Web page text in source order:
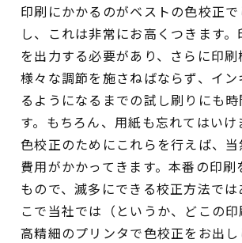
印刷にかかるのがベストの色校正
し、これは非常にお高くつきます
を出力する必要があり、さらに印
様々な調節を施さねばならず、イ
るようになるまでの試し刷りにも
す。もちろん、用紙も忘れてはい
色校正のためにこれらを行えば、
費用がかかってきます。本番の印
もので、滅多にできる校正方法で
こで当社では（というか、どこの印
高精細のプリンタで色校正をお出